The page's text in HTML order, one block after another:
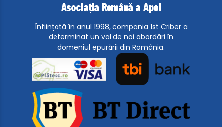
Înființată în anul 1998, compania 1st Criber a
determinat un val de noi abordări în
domeniul epurării din România.